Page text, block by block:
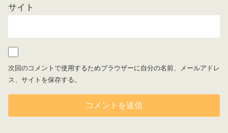
サイト
次回のコメントで使用するためブラウザーに自分の名前、メールアドレ
ス、サイトを保存する。